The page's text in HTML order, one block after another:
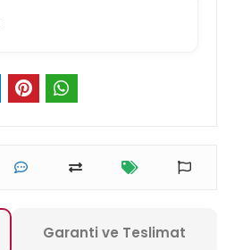
Garanti ve Teslimat